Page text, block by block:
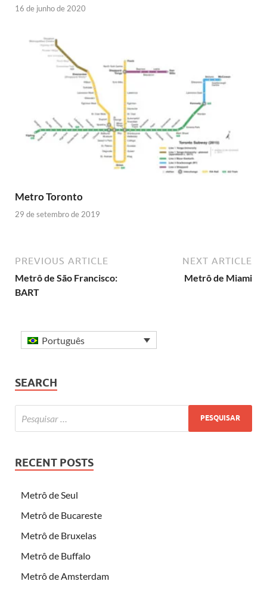
16 de junho de 2020
Metro Toronto
29 de setembro de 2019
PREVIOUS ARTICLE
Metrô de São Francisco:
BART
NEXT ARTICLE
Metrô de Miami
Português
SEARCH
RECENT POSTS
Metrô de Seul
Metrô de Bucareste
Metrô de Bruxelas
Metrô de Buffalo
Metrô de Amsterdam